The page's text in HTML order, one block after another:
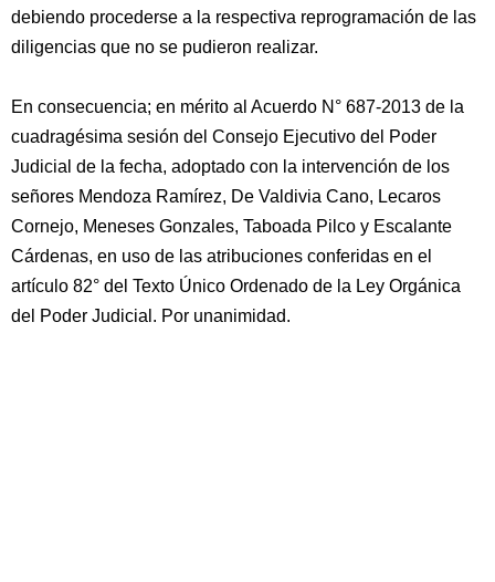
debiendo procederse a la respectiva reprogramación de las
diligencias que no se pudieron realizar.
En consecuencia; en mérito al Acuerdo N° 687-2013 de la
cuadragésima sesión del Consejo Ejecutivo del Poder
Judicial de la fecha, adoptado con la intervención de los
señores Mendoza Ramírez, De Valdivia Cano, Lecaros
Cornejo, Meneses Gonzales, Taboada Pilco y Escalante
Cárdenas, en uso de las atribuciones conferidas en el
artículo 82° del Texto Único Ordenado de la Ley Orgánica
del Poder Judicial. Por unanimidad.